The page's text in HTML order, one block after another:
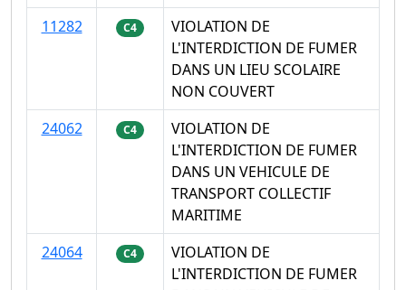
11282
C4
VIOLATION DE
L'INTERDICTION DE FUMER
DANS UN LIEU SCOLAIRE
NON COUVERT
24062
C4
VIOLATION DE
L'INTERDICTION DE FUMER
DANS UN VEHICULE DE
TRANSPORT COLLECTIF
MARITIME
24064
C4
VIOLATION DE
L'INTERDICTION DE FUMER